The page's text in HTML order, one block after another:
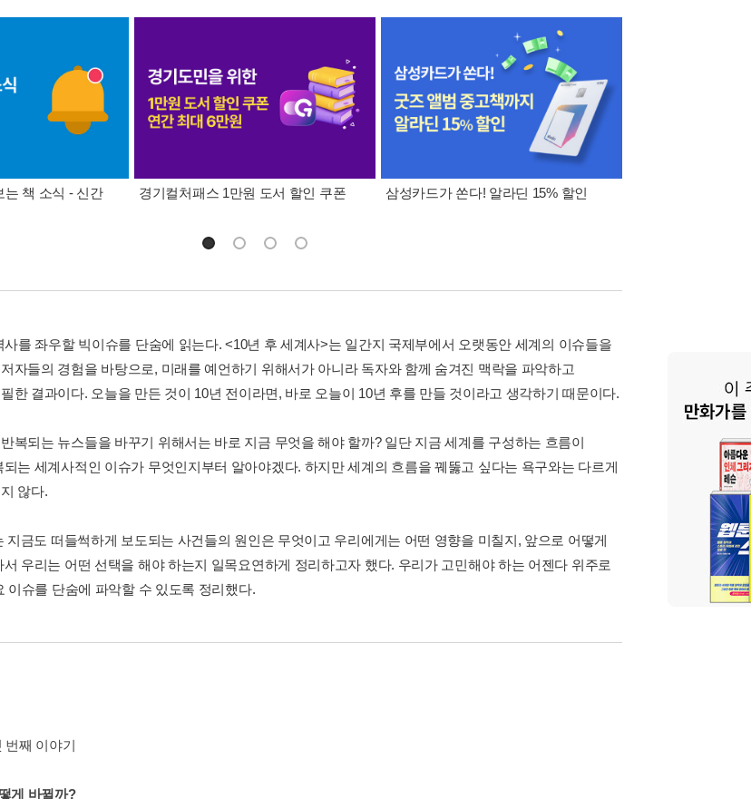
는 책 소식 - 신간
경기컬처패스 1만원 도서 할인 쿠폰 삼성카드가 쏜다! 알라딘 15% 할인
사를 좌우할 빅이슈를 단숨에 읽는다. <10년 후 세계사>는 일간지 국제부에서 오랫동안 세계의 이슈들을
자들의 경험을 바탕으로, 미래를 예언하기 위해서가 아니라 독자와 함께 숨겨진 맥락을 파악하고
한 결과이다. 오늘을 만든 것이 10년 전이라면, 바로 오늘이 10년 후를 만들 것이라고 생각하기 때문이다.
복되는 뉴스들을 바꾸기 위해서는 바로 지금 무엇을 해야 할까? 일단 지금 세계를 구성하는 흐름이
는 세계사적인 이슈가 무엇인지부터 알아야겠다. 하지만 세계의 흐름을 꿰뚫고 싶다는 욕구와는 다르게
않다.
지금도 떠들썩하게 보도되는 사건들의 원인은 무엇이고 우리에게는 어떤 영향을 미칠지, 앞으로 어떻게
우리는 어떤 선택을 해야 하는지 일목요연하게 정리하고자 했다. 우리가 고민해야 하는 어젠다 위주로
이슈를 단숨에 파악할 수 있도록 정리했다.
번째 이야기
게 바뀔까?